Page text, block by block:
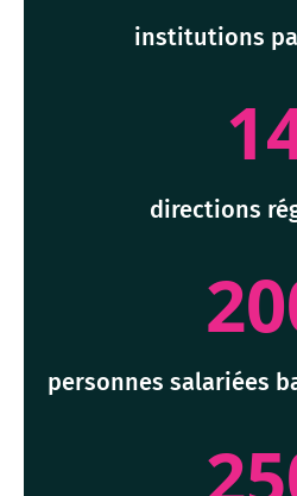
institutions
directions
personnes salariées